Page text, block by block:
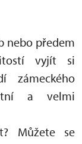
nebo předem
vyjít si
zámeckého
a velmi
Můžete se